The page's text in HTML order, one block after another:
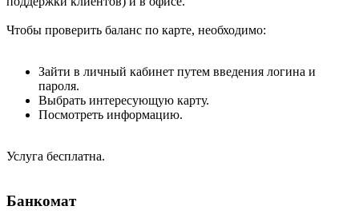
Чтобы проверить баланс по карте, необходимо:
Зайти в личный кабинет путем введения логина и
пароля.
Выбрать интересующую карту.
Посмотреть информацию.
Услуга бесплатна.
Банкомат